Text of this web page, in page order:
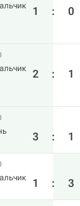
1 : 0
2 : 1
3 : 1
1 : 3